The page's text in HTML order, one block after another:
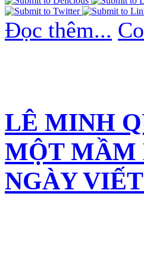
Đọc thêm...
LÊ MINH
MỘT MẦM
NGÀY